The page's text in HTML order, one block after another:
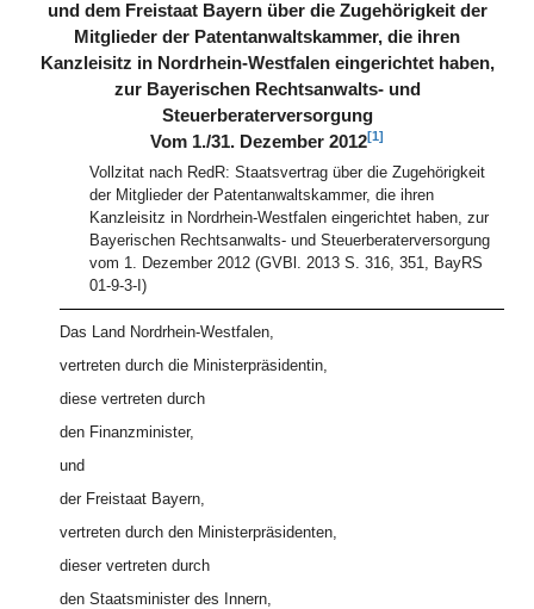
und dem Freistaat Bayern über die Zugehörigkeit der
Mitglieder der Patentanwaltskammer, die ihren
Kanzleisitz in Nordrhein-Westfalen eingerichtet haben,
zur Bayerischen Rechtsanwalts- und
Steuerberaterversorgung
Vom 1./31. Dezember 2012[1]
Vollzitat nach RedR: Staatsvertrag über die Zugehörigkeit
der Mitglieder der Patentanwaltskammer, die ihren
Kanzleisitz in Nordrhein-Westfalen eingerichtet haben, zur
Bayerischen Rechtsanwalts- und Steuerberaterversorgung
vom 1. Dezember 2012 (GVBl. 2013 S. 316, 351, BayRS
01-9-3-I)
Das Land Nordrhein-Westfalen,
vertreten durch die Ministerpräsidentin,
diese vertreten durch
den Finanzminister,
und
der Freistaat Bayern,
vertreten durch den Ministerpräsidenten,
dieser vertreten durch
den Staatsminister des Innern,